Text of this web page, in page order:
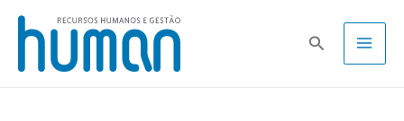
Skip
content
Pesquisa